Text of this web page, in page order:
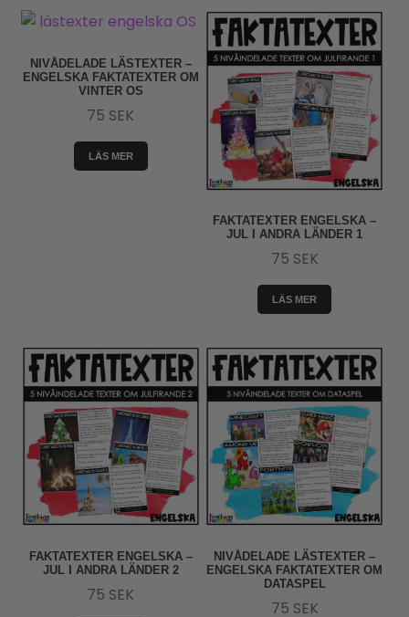
NIVÅDELADE LÄSTEXTER –
ENGELSKA FAKTATEXTER OM
VINTER OS
75 SEK
LÄS MER
FAKTATEXTER ENGELSKA –
JUL I ANDRA LÄNDER 1
75 SEK
LÄS MER
FAKTATEXTER ENGELSKA –
JUL I ANDRA LÄNDER 2
75 SEK
NIVÅDELADE LÄSTEXTER –
ENGELSKA FAKTATEXTER OM
DATASPEL
75 SEK